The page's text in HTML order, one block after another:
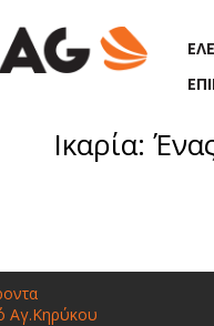
Ικαρία:
Αγ.Κηρύκου